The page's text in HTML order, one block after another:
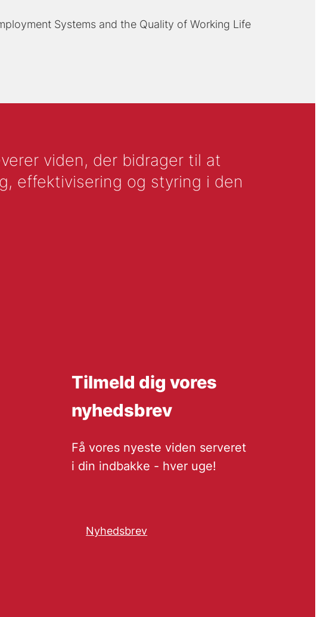
Systems and the Quality of Working Life
viden, der bidrager til at
effektivisering og styring i den
Tilmeld dig vores
nyhedsbrev
Få vores nyeste viden serveret
i din indbakke - hver uge!
Nyhedsbrev